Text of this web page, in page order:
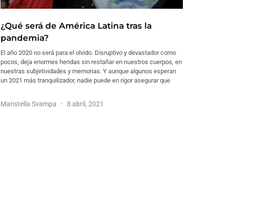
¿Qué será de América Latina tras la
pandemia?
El año 2020 no será para el olvido. Disruptivo y devastador como
pocos, deja enormes heridas sin restañar en nuestros cuerpos, en
nuestras subjetividades y memorias. Y aunque algunos esperan
un 2021 más tranquilizador, nadie puede en rigor asegurar que
Maristella Svampa 8 abril, 2021